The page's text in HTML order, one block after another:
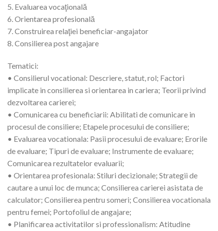
5. Evaluarea vocaţională
6. Orientarea profesională
7. Construirea relaţiei beneficiar-angajator
8. Consilierea post angajare
Tematici:
• Consilierul vocational: Descriere, statut, rol; Factori
implicate in consilierea si orientarea in cariera; Teorii privind
dezvoltarea carierei;
• Comunicarea cu beneficiarii: Abilitati de comunicare in
procesul de consiliere; Etapele procesului de consiliere;
• Evaluarea vocationala: Pasii procesului de evaluare; Erorile
de evaluare; Tipuri de evaluare; Instrumente de evaluare;
Comunicarea rezultatelor evaluarii;
• Orientarea profesionala: Stiluri decizionale; Strategii de
cautare a unui loc de munca; Consilierea carierei asistata de
calculator; Consilierea pentru someri; Consilierea vocationala
pentru femei; Portofoliul de angajare;
• Planificarea activitatilor si professionalism: Atitudine